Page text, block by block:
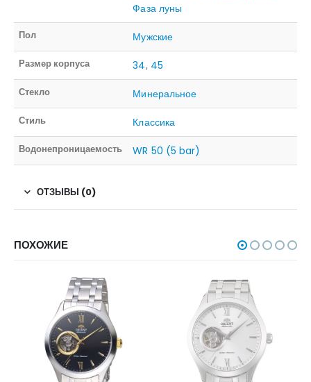
Фаза луны
Пол Мужские
Размер корпуса 34, 45
Стекло Минеральное
Стиль Классика
Водонепроницаемость WR 50 (5 bar)
ОТЗЫВЫ (0)
ПОХОЖИЕ
НЕТ В НАЛИЧИИ